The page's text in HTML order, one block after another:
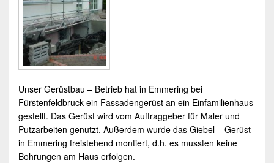
Unser Gerüstbau – Betrieb hat in Emmering bei
Fürstenfeldbruck ein Fassadengerüst an ein Einfamilienhaus
gestellt. Das Gerüst wird vom Auftraggeber für Maler und
Putzarbeiten genutzt. Außerdem wurde das Giebel – Gerüst
in Emmering freistehend montiert, d.h. es mussten keine
Bohrungen am Haus erfolgen.